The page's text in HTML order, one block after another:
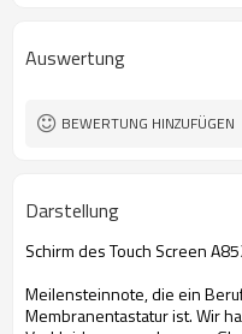
Auswertung
BEWERTUNG HINZUFÜGEN
Darstellung
Schirm des Touch Screen
Meilensteinnote, die ein
Membranentastatur ist. Wir